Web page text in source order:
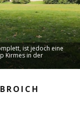
ist jedoch eine
Kirmes in der